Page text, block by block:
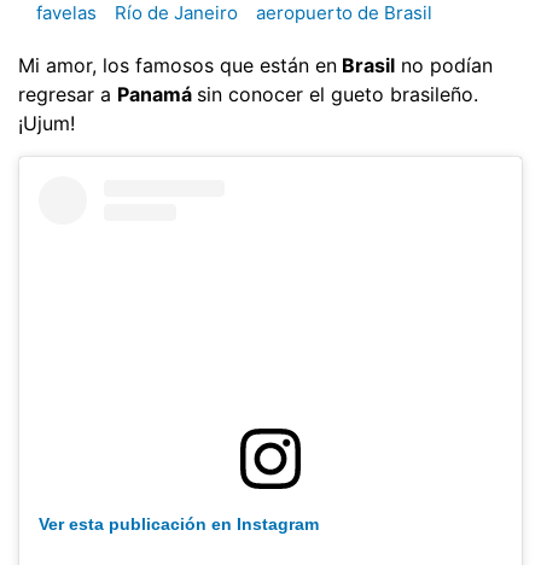
favelas
Río de Janeiro aeropuerto de Brasil
Mi amor, los famosos que están en Brasil no podían
regresar a Panamá sin conocer el gueto brasileño.
¡Ujum!
Ver esta publicación en Instagram